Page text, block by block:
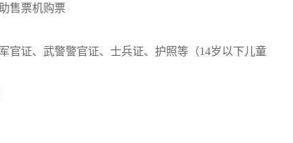
售票机购票
证、武警警官证、士兵证、护照等（14岁以下儿童